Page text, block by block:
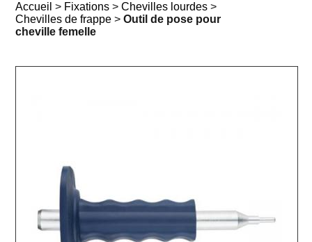
Accueil > Fixations >Chevilles lourdes >
Chevilles de frappe>Outil de pose pour
cheville femelle